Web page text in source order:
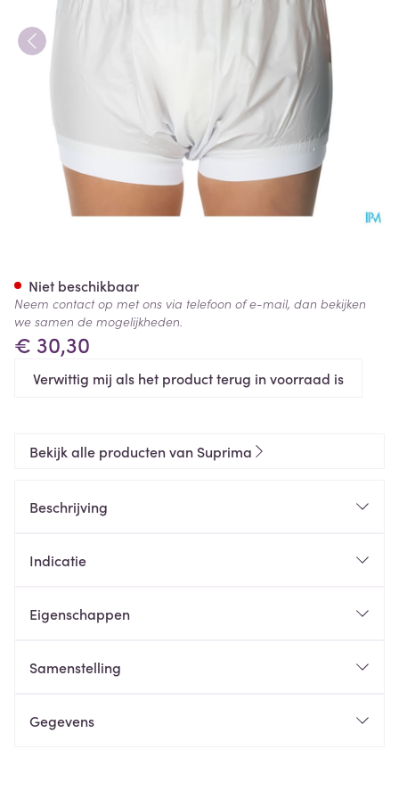
€ 30,30
Verwittig mij als het product terug in voorraad is
Niet beschikbaar
Neem contact op met ons via telefoon of e-mail, dan bekijken
we samen de mogelijkheden.
Bekijk alle producten van Suprima
Beschrijving
Indicatie
Eigenschappen
Samenstelling
Gegevens